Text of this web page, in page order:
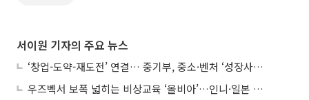
서이원 기자의 주요 뉴스
‘창업-도약-재도전’ 연결… 중기부, 중소·벤처 ‘성장사다리’ 짓는다
우즈벡서 보폭 넓히는 비상교육 ‘올비아’…인니·일본 진출 타진